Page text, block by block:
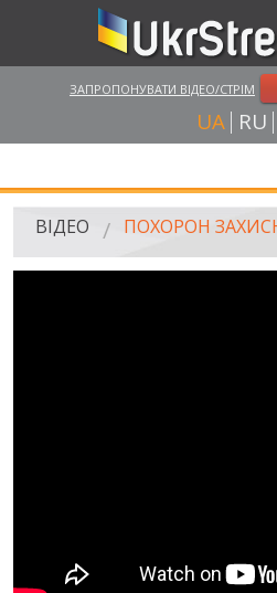
ЗАПРОПОНУВАТИ ВІДЕО/СТРІМ
UA RU
ГОЛОВНА
ПУБЛІЧНІ ЛЮДИ
ВІДЕО